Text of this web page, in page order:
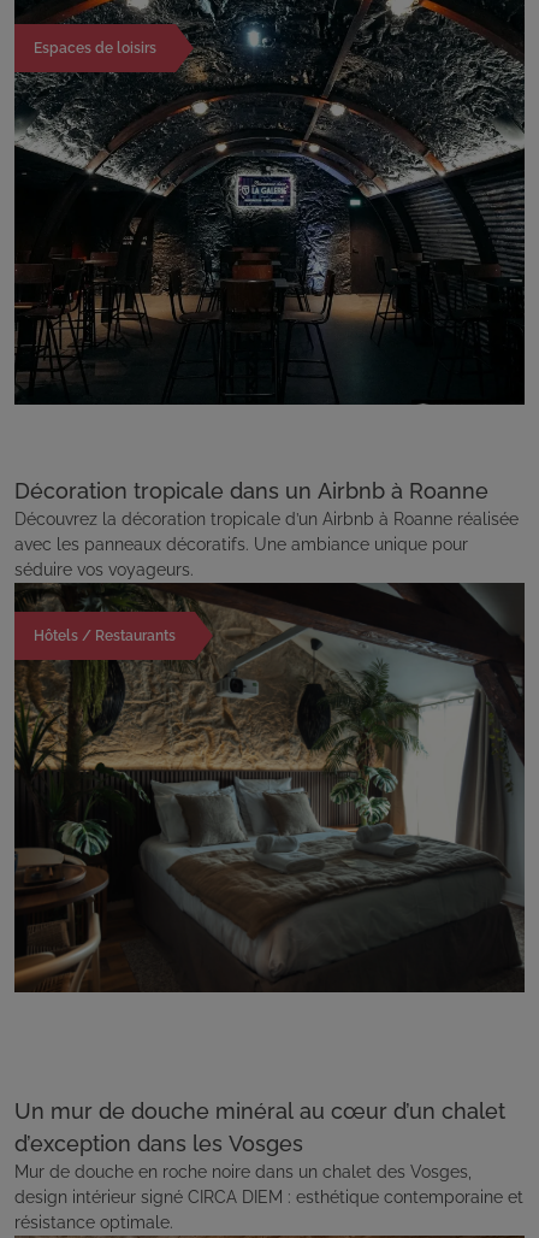
Espaces de loisirs
Décoration tropicale dans un Airbnb à Roanne
Découvrez la décoration tropicale d’un Airbnb à Roanne réalisée
avec les panneaux décoratifs. Une ambiance unique pour
séduire vos voyageurs.
Hôtels / Restaurants
Un mur de douche minéral au cœur d’un chalet
d’exception dans les Vosges
Mur de douche en roche noire dans un chalet des Vosges,
design intérieur signé CIRCA DIEM : esthétique contemporaine et
résistance optimale.